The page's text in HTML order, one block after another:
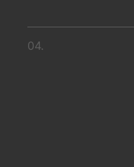
04.